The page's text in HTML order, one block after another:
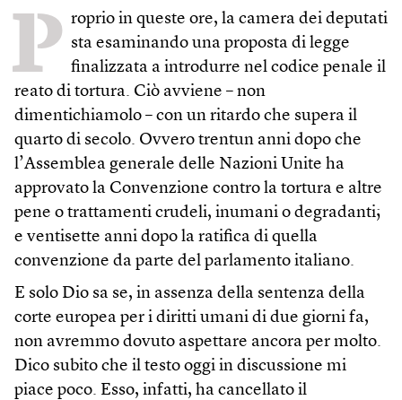
P roprio in queste ore, la camera dei deputati
sta esaminando una proposta di legge
finalizzata a introdurre nel codice penale il
reato di tortura. Ciò avviene – non
dimentichiamolo – con un ritardo che supera il
quarto di secolo. Ovvero trentun anni dopo che
l’Assemblea generale delle Nazioni Unite ha
approvato la Convenzione contro la tortura e altre
pene o trattamenti crudeli, inumani o degradanti;
e ventisette anni dopo la ratifica di quella
convenzione da parte del parlamento italiano.
E solo Dio sa se, in assenza della sentenza della
corte europea per i diritti umani di due giorni fa,
non avremmo dovuto aspettare ancora per molto.
Dico subito che il testo oggi in discussione mi
piace poco. Esso, infatti, ha cancellato il